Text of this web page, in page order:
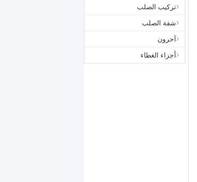
تركيب الصلب
شفة الصلب
آحرون
أجزاء الغطاء